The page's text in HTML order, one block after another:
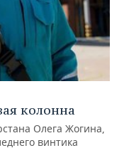
колонна
Олега Жогина,
винтика